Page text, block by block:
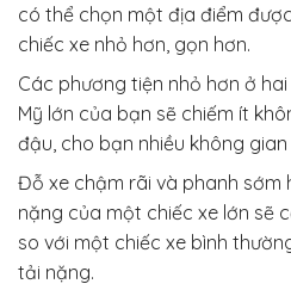
có thể chọn một địa điểm
chiếc xe nhỏ hơn, gọn hơn.
Các phương tiện nhỏ hơn ở
Mỹ lớn của bạn sẽ chiếm ít
đậu, cho bạn nhiều không
Đỗ xe chậm rãi và phanh sớm
nặng của một chiếc xe lớn sẽ
so với một chiếc xe bình
tải nặng.